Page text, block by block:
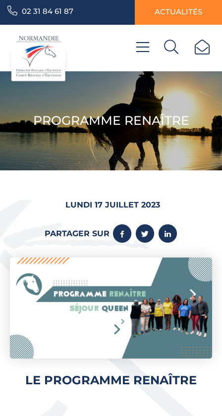
02 31 84 61 87 ACTUALITÉS
PROGRAMME RENAÎTRE
LUNDI 17 JUILLET 2023
PARTAGER SUR
LE PROGRAMME RENAÎTRE